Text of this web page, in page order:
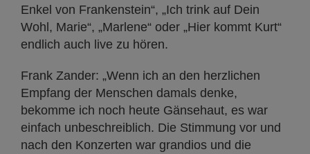
Enkel von Frankenstein“, „Ich trink auf Dein
Wohl, Marie“, „Marlene“ oder „Hier kommt Kurt“
endlich auch live zu hören.
Frank Zander: „Wenn ich an den herzlichen
Empfang der Menschen damals denke,
bekomme ich noch heute Gänsehaut, es war
einfach unbeschreiblich. Die Stimmung vor und
nach den Konzerten war grandios und die